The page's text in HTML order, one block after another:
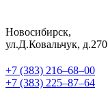
Новосибирск,
ул.Д.Ковальчук, д.270
+7 (383) 216‒68‒00
+7 (383) 225‒87‒64